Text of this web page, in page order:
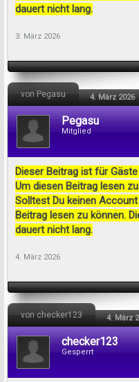
dauert nicht lang.
3. März 2026
von Pegasu 4. März 2026
Pegasu
Mitglied
Dieser Beitrag ist für
Um diesen Beitrag lesen
Solltest Du keinen Account
Beitrag lesen zu können.
dauert nicht lang.
4. März 2026
von checker123 4. März
checker123
Gesperrt